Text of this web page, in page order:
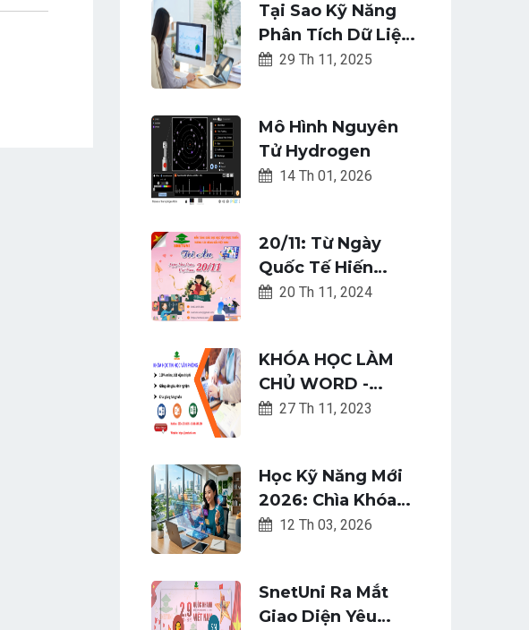
Tại Sao Kỹ Năng
Phân Tích Dữ Liệu
Là Chìa Khóa
29 Th 11, 2025
Mô Hình Nguyên
Tử Hydrogen
14 Th 01, 2026
20/11: Từ Ngày
Quốc Tế Hiến
Chương Các Nhà
20 Th 11, 2024
KHÓA HỌC LÀM
CHỦ WORD -
EXCEL -
THÀNH CAO THỦ
TIN HỌC VĂN
PHÒNG NGAY
27 Th 11, 2023
Học Kỹ Năng Mới
2026: Chìa Khóa
Sinh Tồn Thời Đại
12 Th 03, 2026
SnetUni Ra Mắt
Giao Diện Yêu